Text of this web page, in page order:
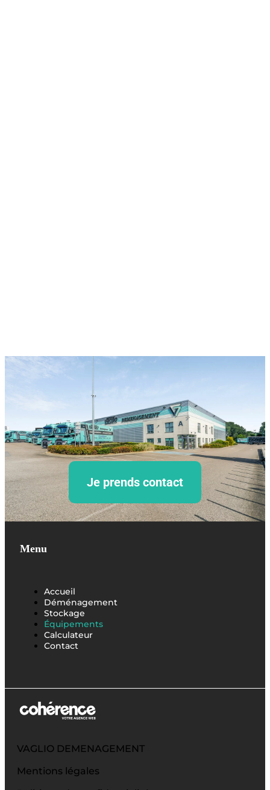
Je prends contact
Menu
Accueil
Déménagement
Stockage
Équipements
Calculateur
Contact
VAGLIO DEMENAGEMENT
Mentions légales